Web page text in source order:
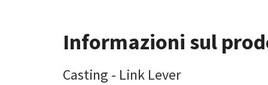
Informazioni sul
Casting - Link Lever